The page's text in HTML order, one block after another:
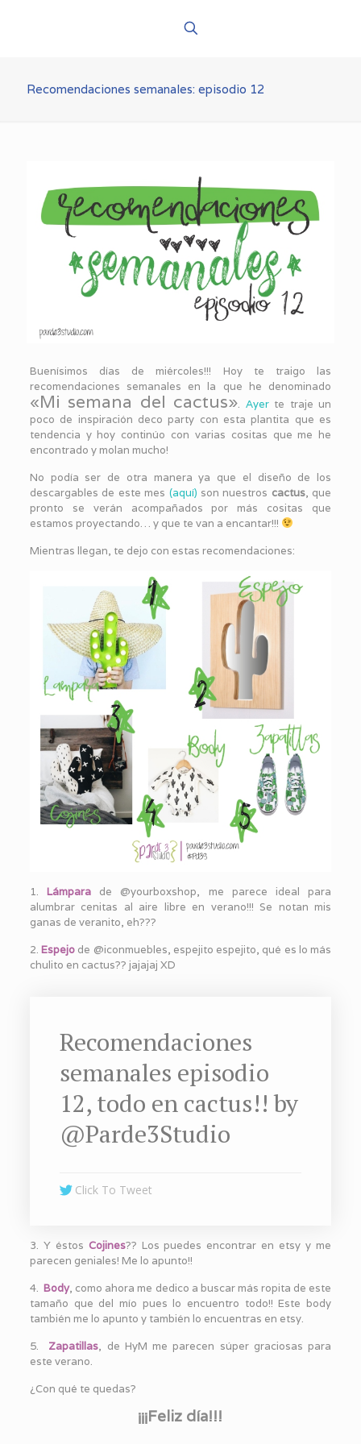
Recomendaciones semanales: episodio 12
Buenísimos días de miércoles!!! Hoy te traigo las
recomendaciones semanales en la que he denominado
«Mi semana del cactus». Ayerte traje un
poco de inspiración deco party con esta plantita que es
tendencia y hoy continúo con varias cositas que me he
encontrado y molan mucho!
No podía ser de otra manera ya que el diseño de los
descargables de este mes (aquí) son nuestros cactus, que
pronto se verán acompañados por más cositas que
estamos proyectando… y que te van a encantar!!!
Mientras llegan, te dejo con estas recomendaciones:
1.Lámpara de @yourboxshop, me parece ideal para
alumbrar cenitas al aire libre en verano!!! Se notan mis
ganas de veranito, eh???
2.Espejo de @iconmuebles, espejito espejito, qué es lo más
chulito en cactus?? jajajaj XD
Recomendaciones
semanales episodio
12, todo en cactus!! by
@Parde3Studio
Click To Tweet
3. Y éstos Cojines?? Los puedes encontrar en etsy y me
parecen geniales! Me lo apunto!!
4.Body, como ahora me dedico a buscar más ropita de este
tamaño que del mío pues lo encuentro todo!! Este body
también me lo apunto y también lo encuentras en etsy.
5. Zapatillas, de HyM me parecen súper graciosas para
este verano.
¿Con qué te quedas?
¡¡¡Feliz día!!!